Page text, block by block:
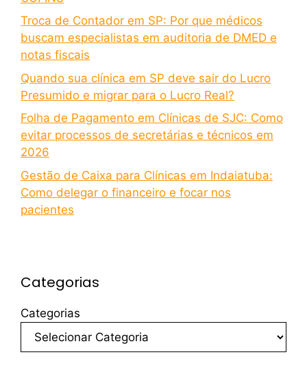
Troca de Contador em SP: Por que médicos
buscam especialistas em auditoria de DMED e
notas fiscais
Quando sua clínica em SP deve sair do Lucro
Presumido e migrar para o Lucro Real?
Folha de Pagamento em Clínicas de SJC: Como
evitar processos de secretárias e técnicos em
2026
Gestão de Caixa para Clínicas em Indaiatuba:
Como delegar o financeiro e focar nos
pacientes
Categorias
Categorias